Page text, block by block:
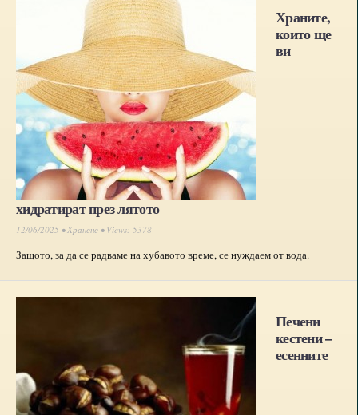
Храните,
които ще
ви
хидратират през лятото
12/06/2025 •Хранене • Views: 5378
Защото, за да се радваме на хубавото време, се нуждаем от вода.
Печени
кестени –
есенните